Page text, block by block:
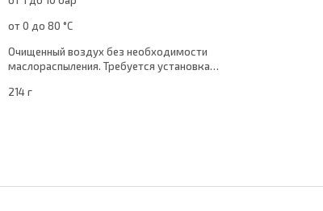
от 0 до 80 °C
Очищенный воздух без необходимости
маслораспыления. Требуется установка
обеспечивающего класс очистки воздуха по
214 г